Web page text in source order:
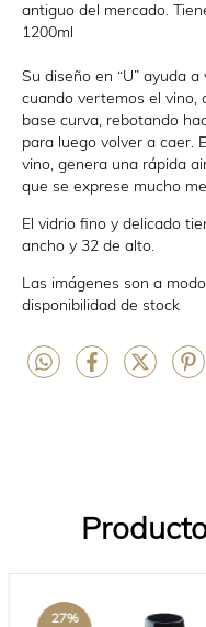
antiguo del mercado.
1200ml
Su diseño en “U” ayuda
cuando vertemos el vino,
base curva, rebotando
para luego volver a caer.
vino, genera una rápida
que se exprese mucho
El vidrio fino y delicado
ancho y 32 de alto.
Las imágenes son a
disponibilidad de stock
27%